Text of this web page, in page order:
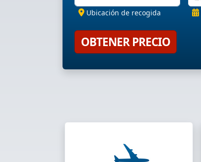
Ubicación de recogida
OBTENER PRECIO